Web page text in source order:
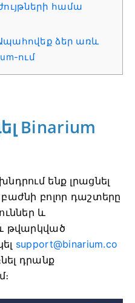
համա
ձեր առև
ում
Binarium
ենք լրացնել
բոլոր դաշտերը
և
թվարկված
support@binarium.co
դրանք